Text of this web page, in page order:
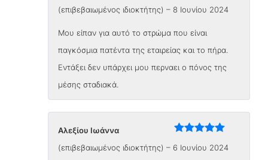
με5από 5
(επιβεβαιωμένος ιδιοκτήτης) – 8 Ιουνίου 2024
Μου είπαν για αυτό το στρώμα που είναι
παγκόσμια πατέντα της εταιρείας και το πήρα.
Εντάξει δεν υπάρχει μου περναει ο πόνος της
μέσης σταδιακά.
με5από 5
Αλεξίου Ιωάννα
(επιβεβαιωμένος ιδιοκτήτης) – 6 Ιουνίου 2024